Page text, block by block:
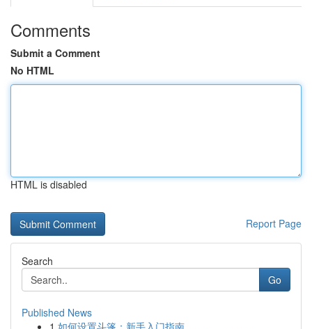
Comments
Submit a Comment
No HTML
HTML is disabled
Report Page
Search
Go
Published News
1 如何设置斗篷：新手入门指南